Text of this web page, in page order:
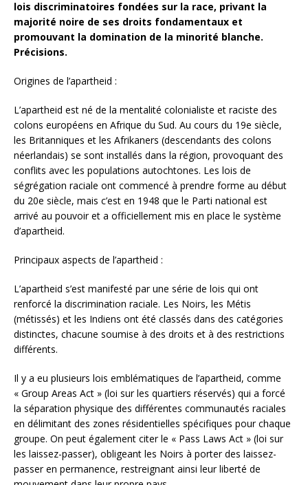
lois discriminatoires fondées sur la race, privant la
majorité noire de ses droits fondamentaux et
promouvant la domination de la minorité blanche.
Précisions.
Origines de l’apartheid :
L’apartheid est né de la mentalité colonialiste et raciste des
colons européens en Afrique du Sud. Au cours du 19e siècle,
les Britanniques et les Afrikaners (descendants des colons
néerlandais) se sont installés dans la région, provoquant des
conflits avec les populations autochtones. Les lois de
ségrégation raciale ont commencé à prendre forme au début
du 20e siècle, mais c’est en 1948 que le Parti national est
arrivé au pouvoir et a officiellement mis en place le système
d’apartheid.
Principaux aspects de l’apartheid :
L’apartheid s’est manifesté par une série de lois qui ont
renforcé la discrimination raciale. Les Noirs, les Métis
(métissés) et les Indiens ont été classés dans des catégories
distinctes, chacune soumise à des droits et à des restrictions
différents.
Il y a eu plusieurs lois emblématiques de l’apartheid, comme
« Group Areas Act » (loi sur les quartiers réservés) qui a forcé
la séparation physique des différentes communautés raciales
en délimitant des zones résidentielles spécifiques pour chaque
groupe. On peut également citer le « Pass Laws Act » (loi sur
les laissez-passer), obligeant les Noirs à porter des laissez-
passer en permanence, restreignant ainsi leur liberté de